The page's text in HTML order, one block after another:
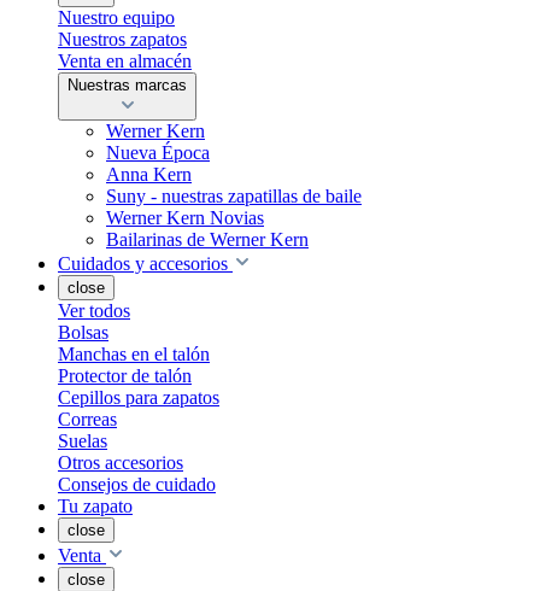
Nuestro equipo
Nuestros zapatos
Venta en almacén
Nuestras marcas
Werner Kern
Nueva Época
Anna Kern
Suny - nuestras zapatillas de baile
Werner Kern Novias
Bailarinas de Werner Kern
Cuidados y accesorios
close
Ver todos
Bolsas
Manchas en el talón
Protector de talón
Cepillos para zapatos
Correas
Suelas
Otros accesorios
Consejos de cuidado
Tu zapato
close
Venta
close